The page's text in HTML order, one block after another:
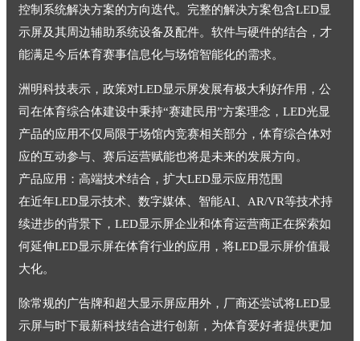
控制系统解决方案的方向迭代。完整的解决方案包含LED显
示屏及其周边辅助系统设备及配件。软件与硬件的结合，才
能满足今后体育赛事信息化与场馆智能化的需求。
洲明科技表示，政策对LED显示屏发展有极大利好作用，公
司在体育综合体建设中秉持“赛建民用”方案理念，LED光显
产品的应用不仅局限于场馆内竞赛相关部分，体育综合体对
应的互动参与、赛后运营赋能也将是未来的发展方向。
产品应用：高端技术结合，扩大LED显示应用范围
在近年LED显示技术、数字媒体、智能AI、AR/VR等技术持
续进步的背景下，LED显示屏企业和体育运营商正在探索如
何延伸LED显示屏在体育行业的应用，将LED显示屏价值最
大化。
除常规的广告牌和超大显示屏应用外，厂商还尝试将LED显
示屏与时下最新科技结合进行创新，为体育爱好者提供更加